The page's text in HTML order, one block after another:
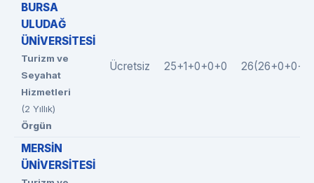
BURSA
ULUDAĞ
ÜNİVERSİTESİ
Turizm ve
Seyahat
Hizmetleri
(2 Yıllık)
Örgün
Ücretsiz 25+1+0+0+0
MERSİN
ÜNİVERSİTESİ